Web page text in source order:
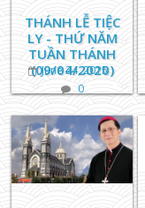
THÁNH LỄ TIỆC
LY - THỨ NĂM
TUẦN THÁNH
(09/04/2020)
June 24, 2015
0